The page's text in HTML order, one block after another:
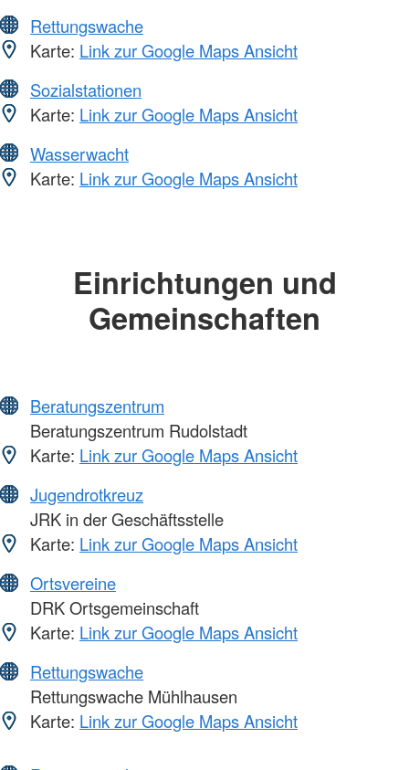
Rettungswache
Karte: Link zur Google Maps Ansicht
Sozialstationen
Karte: Link zur Google Maps Ansicht
Wasserwacht
Karte: Link zur Google Maps Ansicht
Einrichtungen und
Gemeinschaften
Beratungszentrum
Beratungszentrum Rudolstadt
Karte: Link zur Google Maps Ansicht
Jugendrotkreuz
JRK in der Geschäftsstelle
Karte: Link zur Google Maps Ansicht
Ortsvereine
DRK Ortsgemeinschaft
Karte: Link zur Google Maps Ansicht
Rettungswache
Rettungswache Mühlhausen
Karte: Link zur Google Maps Ansicht